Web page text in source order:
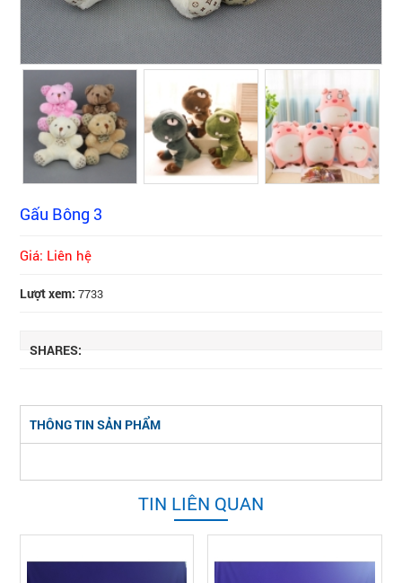
Gấu Bông 3
Giá: Liên hệ
Lượt xem: 7733
SHARES:
THÔNG TIN SẢN PHẨM
TIN LIÊN QUAN